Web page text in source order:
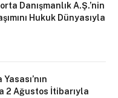
Danışmanlık A.Ş.’nin
Hukuk Dünyasıyla
2 Ağustos İtibarıyla